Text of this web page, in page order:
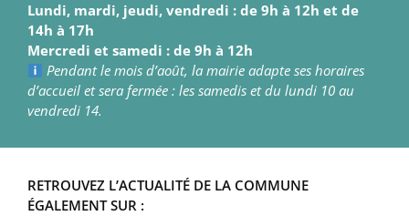
Lundi, mardi, jeudi, vendredi : de 9h à 12h et de
14h à 17h
Mercredi et samedi : de 9h à 12h
Pendant le mois d’août, la mairie adapte ses horaires
d’accueil et sera fermée : les samedis et du lundi 10 au
vendredi 14.
RETROUVEZ L’ACTUALITÉ DE LA COMMUNE
ÉGALEMENT SUR :